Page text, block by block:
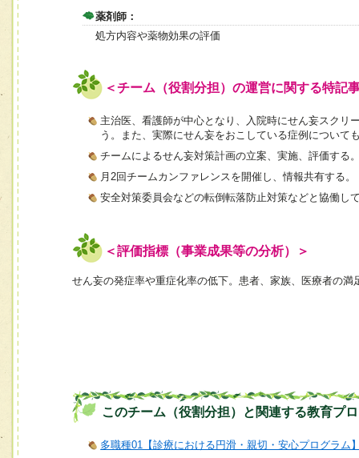
薬剤師：
処方内容や薬物効果の評価
＜チーム（役割分担）の運営に関する特記
主治医、看護師が中心となり、入院時にせん妄スクリ
う。また、実際にせん妄をおこしている症例について
チームによるせん妄対策計画の立案、実施、評価する
月2回チームカンファレンスを開催し、情報共有する。
安全対策委員会などの転倒転落防止対策などと協働し
＜評価指標（事業成果等の分析）＞
せん妄の発症率や重症化率の低下。患者、家族、医療者の満
このチーム（役割分担）と関連する教育プ
多職種01【診療における円滑・親切・安心プログラム